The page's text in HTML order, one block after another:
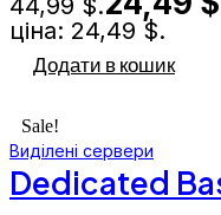
44,99 $.
ціна: 24,49 $.
Додати в кошик
Sale!
Виділені сервери
Dedicated